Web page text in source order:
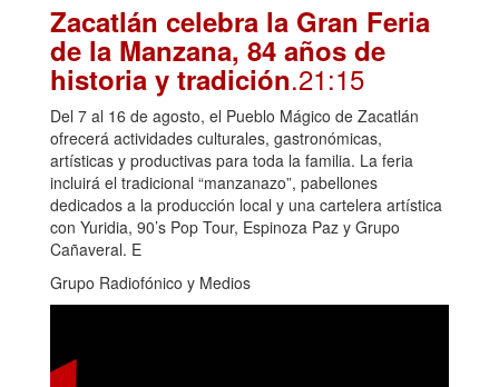
Zacatlán celebra la Gran Feria
de la Manzana, 84 años de
historia y tradición.21:15
Del 7 al 16 de agosto, el Pueblo Mágico de Zacatlán
ofrecerá actividades culturales, gastronómicas,
artísticas y productivas para toda la familia. La feria
incluirá el tradicional “manzanazo”, pabellones
dedicados a la producción local y una cartelera artística
con Yuridia, 90’s Pop Tour, Espinoza Paz y Grupo
Cañaveral. E
Grupo Radiofónico y Medios